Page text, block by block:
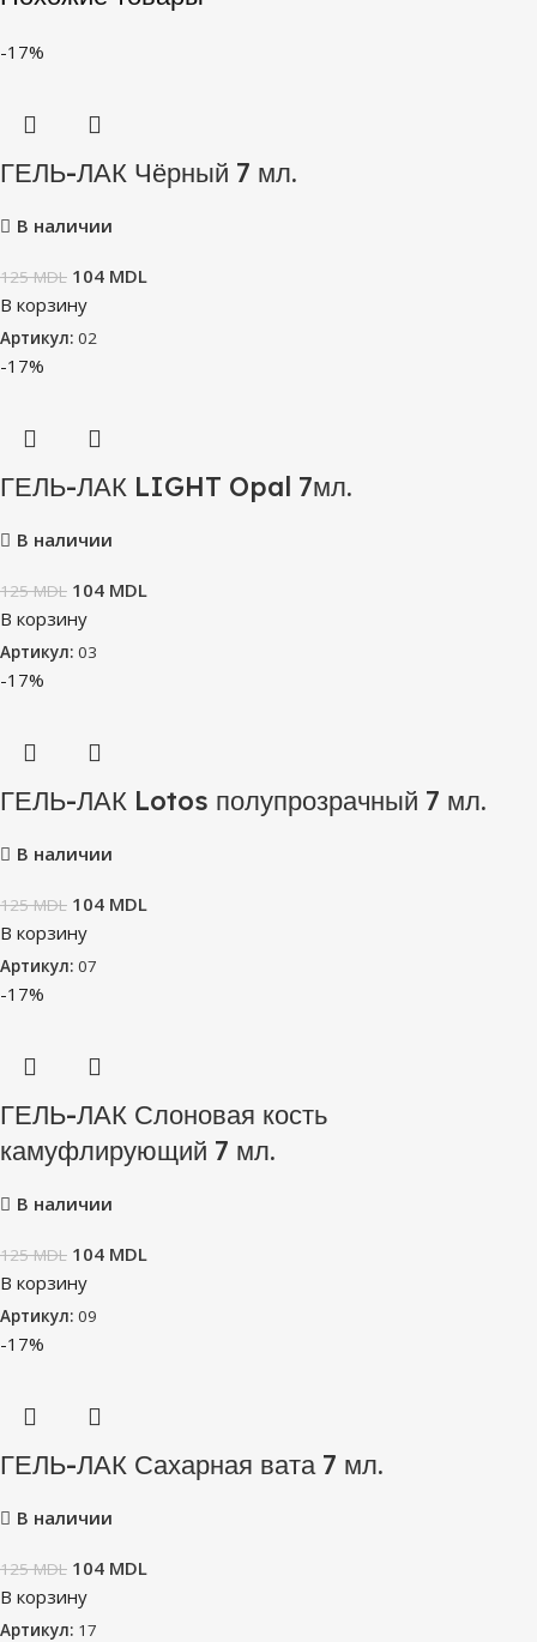
-17%
ГЕЛЬ-ЛАК Чёрный 7 мл.
В наличии
125MDL 104 MDL
В корзину
Артикул: 02
-17%
ГЕЛЬ-ЛАК LIGHT Opal 7мл.
В наличии
125MDL 104 MDL
В корзину
Артикул: 03
-17%
ГЕЛЬ-ЛАК Lotos полупрозрачный 7 мл.
В наличии
125MDL 104 MDL
В корзину
Артикул: 07
-17%
ГЕЛЬ-ЛАК Слоновая кость
камуфлирующий 7 мл.
В наличии
125MDL 104 MDL
В корзину
Артикул: 09
-17%
ГЕЛЬ-ЛАК Сахарная вата 7 мл.
В наличии
125MDL 104 MDL
В корзину
Артикул: 17